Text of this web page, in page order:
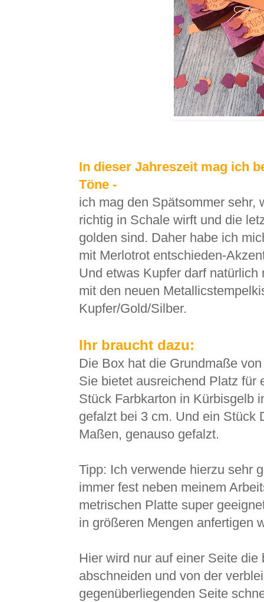
In dieser Jahreszeit mag ich
Töne -
ich mag den Spätsommer sehr,
richtig in Schale wirft und die
golden sind. Daher habe ich
mit Merlotrot entschieden-
Und etwas Kupfer darf
mit den neuen
Kupfer/Gold/Silber.
Ihr braucht dazu:
Die Box hat die Grundmaße
Sie bietet ausreichend Platz für
Stück Farbkarton in Kürbisgelb
gefalzt bei 3 cm. Und ein Stück
Maßen, genauso gefalzt.
Tipp: Ich verwende hierzu sehr
immer fest neben meinem
metrischen Platte super
in größeren Mengen anfertigen
Hier wird nur auf einer Seite
abschneiden und von der
gegenüberliegenden Seite